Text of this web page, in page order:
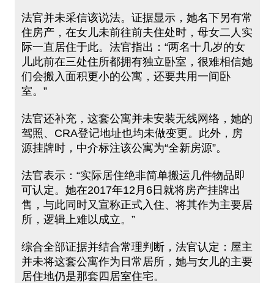
法官并未采信该说法。证据显示，她名下另有常
住房产，在女儿未前往前夫住处时，母女二人实
际一直居住于此。法官指出：“两名十几岁的女
儿此前在三处住所都拥有独立卧室，很难相信她
们会搬入面积更小的公寓，还要共用一间卧
室。”
法官还补充，这套公寓并未安装无线网络，她的
驾照、CRA登记地址也均未做变更。此外，房
源挂牌时，中介标注该公寓为“全新房源”。
法官表示：“实际居住绝非简单搬运几件物品即
可认定。她在2017年12月6日就将房产挂牌出
售，与此同时又宣称正式入住、将其作为主要居
所，逻辑上难以成立。”
综合全部证据并结合常理判断，法官认定：屋主
并未将这套公寓作为日常居所，她与女儿的主要
居住地仍是那套四居室住宅。